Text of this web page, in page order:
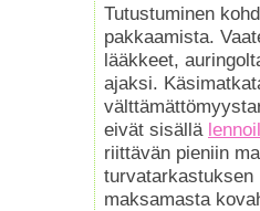
Tutustuminen
pakkaamista.
lääkkeet,
ajaksi.
eivät sisällä
riittävän pieniin
turvatarkastuksen
maksamasta